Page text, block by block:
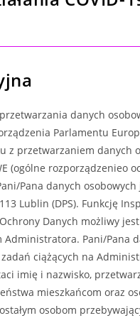
danych
Parlamentu
z przetwarzaniem
(ogólne rozporządzenieo
Pana danych
Lublin (DPS). Funkcję
Danych możliwy
Pani/Pana
ciążących na
imię i nazwisko,
mieszkańcom oraz
osobom